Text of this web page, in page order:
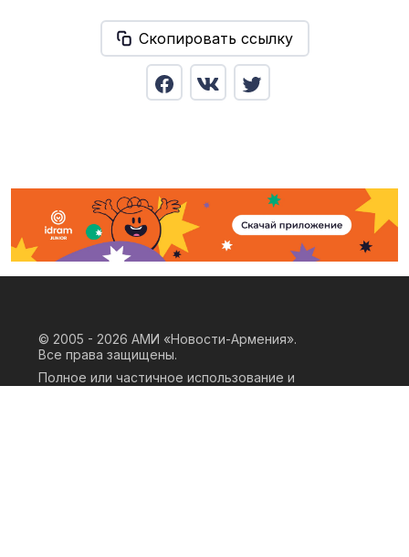
Скопировать ссылку
© 2005 - 2026 АМИ «Новости-Армения».
Все права защищены.
Полное или частичное использование и